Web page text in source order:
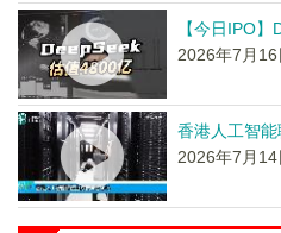
【今日IPO
2026年7月
香港人工智
2026年7月